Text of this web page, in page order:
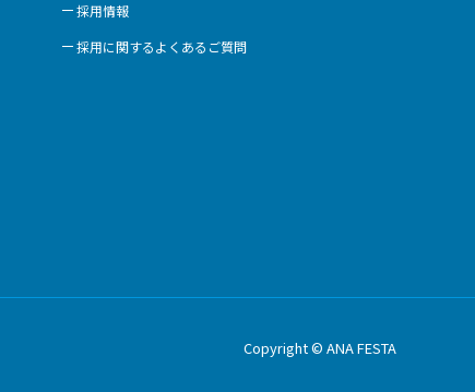
採用情報
採用に関するよくあるご質問
Copyright © ANA FESTA